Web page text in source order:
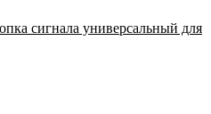
сигнала универсальный для